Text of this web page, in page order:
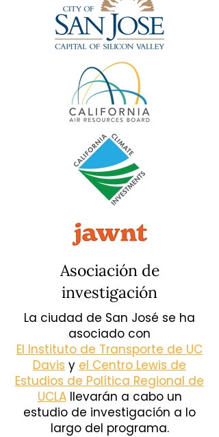
Asociación de
investigación
La ciudad de San José se ha
asociado con
El Instituto de Transporte de UC
Davis y el Centro Lewis de
Estudios de Política Regional de
UCLA llevarán a cabo un
estudio de investigación a lo
largo del programa.